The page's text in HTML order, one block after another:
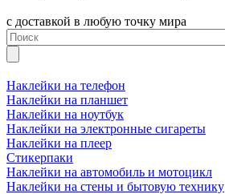
с доставкой в любую точку мира
Наклейки на телефон
Наклейки на планшет
Наклейки на ноутбук
Наклейки на электронные сигареты
Наклейки на плеер
Стикерпаки
Наклейки на автомобиль и мотоцикл
Наклейки на стены и бытовую технику